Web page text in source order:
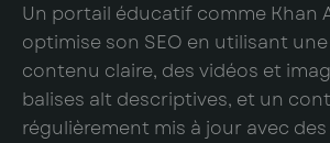
Un portail éducatif comme Khan
optimise son SEO en utilisant
contenu claire, des vidéos et
balises alt descriptives, et un
régulièrement mis à jour avec